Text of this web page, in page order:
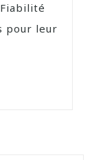
pour leur